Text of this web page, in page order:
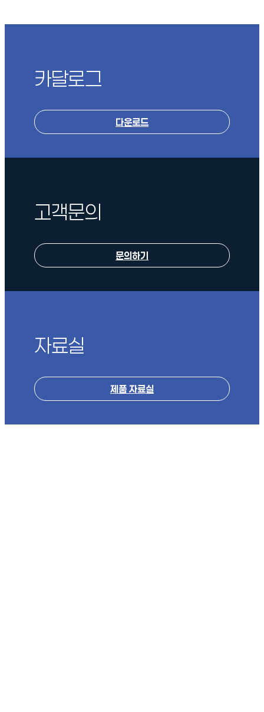
카달로그
다운로드
고객문의
문의하기
자료실
제품 자료실